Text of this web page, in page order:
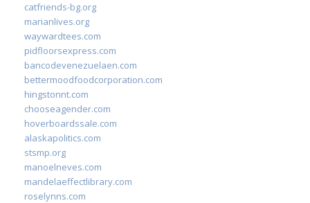
catfriends-bg.org
marianlives.org
waywardtees.com
pidfloorsexpress.com
bancodevenezuelaen.com
bettermoodfoodcorporation.com
hingstonnt.com
chooseagender.com
hoverboardssale.com
alaskapolitics.com
stsmp.org
manoelneves.com
mandelaeffectlibrary.com
roselynns.com